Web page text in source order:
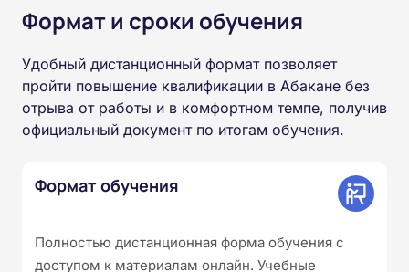
Формат и сроки обучения
Удобный дистанционный формат позволяет
пройти повышение квалификации в Абакане без
отрыва от работы и в комфортном темпе, получив
официальный документ по итогам обучения.
Формат обучения
Полностью дистанционная форма обучения с
доступом к материалам онлайн. Учебные